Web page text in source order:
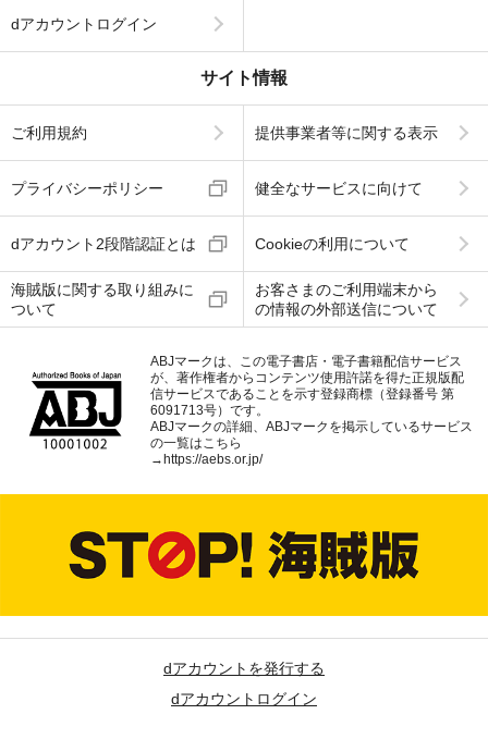
dアカウントログイン
サイト情報
ご利用規約 提供事業者等に関する表示
プライバシーポリシー 健全なサービスに向けて
dアカウント2段階認証とは Cookieの利用について
海賊版に関する取り組みに
ついて
お客さまのご利用端末から
の情報の外部送信について
ABJマークは、この電子書店・電子書籍配信サービス
が、著作権者からコンテンツ使用許諾を得た正規版配
信サービスであることを示す登録商標（登録番号 第
6091713号）です。
ABJマークの詳細、ABJマークを掲示しているサービス
の一覧はこちら
→ https://aebs.or.jp/
dアカウントを発行する
dアカウントログイン